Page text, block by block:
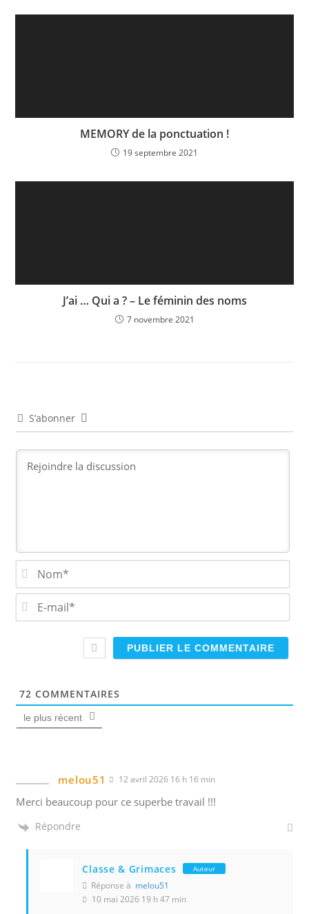
MEMORY de la ponctuation !
19 septembre 2021
J’ai … Qui a ? – Le féminin des noms
7 novembre 2021
S’abonner
m
a
72 COMMENTAIRES
le plus récent
melou51 12 avril 2026 16 h 16 min
Merci beaucoup pour ce superbe travail !!!
Répondre
Classe & Grimaces Auteur
Réponse à melou51
10 mai 2026 19 h 47 min